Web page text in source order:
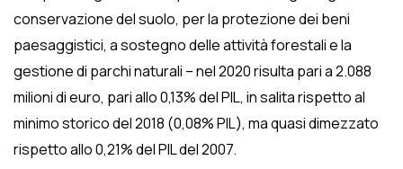
conservazione del suolo, per la protezione dei beni
paesaggistici, a sostegno delle attività forestali e la
gestione di parchi naturali – nel 2020 risulta pari a 2.088
milioni di euro, pari allo 0,13% del PIL, in salita rispetto al
minimo storico del 2018 (0,08% PIL), ma quasi dimezzato
rispetto allo 0,21% del PIL del 2007.